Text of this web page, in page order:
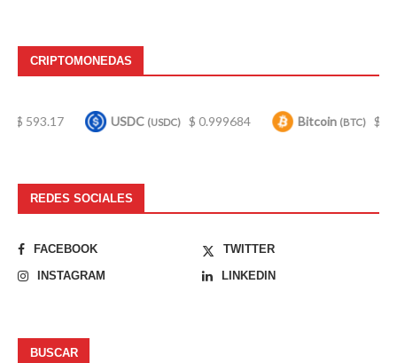
CRIPTOMONEDAS
USDC(USDC) $ 0.999684 Bitcoin(BTC) $ 64,959.00
REDES SOCIALES
FACEBOOK
TWITTER
INSTAGRAM
LINKEDIN
BUSCAR